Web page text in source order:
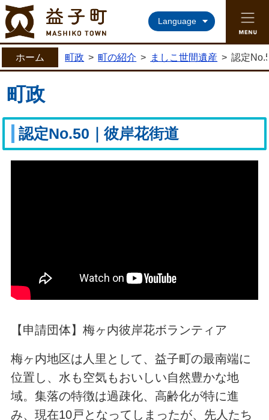
益子町ホームページ
Language
ホーム 町政 > 町の紹介 > ましこ世間遺産 > 認定
町政
認定No.50｜彼岸花街道
【申請団体】梅ヶ内彼岸花ボランティア
梅ヶ内地区は人里として、益子町の最南端に
位置し、水も空気もおいしい自然豊かな地
域。集落の特徴は過疎化、高齢化が特に進
み、現在10戸となってしまったが、先人たち